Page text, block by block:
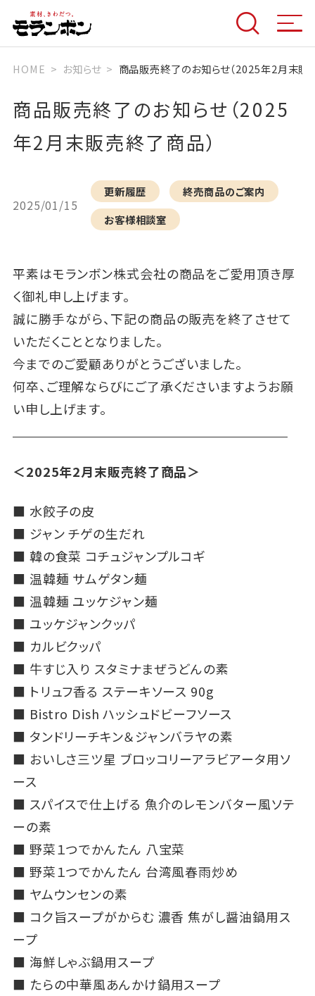
HOME お知らせ 商品販売終了のお知らせ（2025年2月末販
商品販売終了のお知らせ（2025
年2月末販売終了商品）
2025/01/15
更新履歴
終売商品のご案内
お客様相談室
平素はモランボン株式会社の商品をご愛用頂き厚
く御礼申し上げます。
誠に勝手ながら、下記の商品の販売を終了させて
いただくこととなりました。
今までのご愛顧ありがとうございました。
何卒、ご理解ならびにご了承くださいますようお願
い申し上げます。
＜2025年2月末販売終了商品＞
■ 水餃子の皮
■ ジャン チゲの生だれ
■ 韓の食菜 コチュジャンプルコギ
■ 温韓麺 サムゲタン麺
■ 温韓麺 ユッケジャン麺
■ ユッケジャンクッパ
■ カルビクッパ
■ 牛すじ入り スタミナまぜうどんの素
■ トリュフ香る ステーキソース 90g
■ Bistro Dish ハッシュドビーフソース
■ タンドリーチキン＆ジャンバラヤの素
■ おいしさ三ツ星 ブロッコリーアラビアータ用ソ
ース
■ スパイスで仕上げる 魚介のレモンバター風ソテ
ーの素
■ 野菜１つでかんたん 八宝菜
■ 野菜１つでかんたん 台湾風春雨炒め
■ ヤムウンセンの素
■ コク旨スープがからむ 濃香 焦がし醤油鍋用ス
ープ
■ 海鮮しゃぶ鍋用スープ
■ たらの中華風あんかけ鍋用スープ